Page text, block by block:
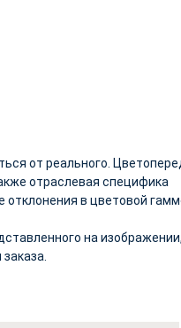
от реального.
отраслевая специфика
отклонения в цветовой
на изображении,